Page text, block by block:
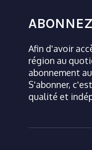
Afin d'avoir
région au
abonnement
S'abonner,
qualité et